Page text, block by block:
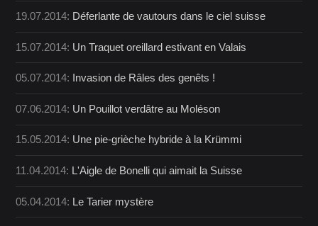
19.07.2014: Déferlante de vautours dans le ciel suisse
15.07.2014: Un Traquet oreillard estivant en Valais
05.07.2014: Invasion de Râles des genêts !
07.06.2014: Un Pouillot verdâtre au Moléson
15.05.2014: Une pie-grièche hybride à la Krümmi
11.04.2014: L'Aigle de Bonelli qui aimait la Suisse
05.04.2014: Le Tarier mystère